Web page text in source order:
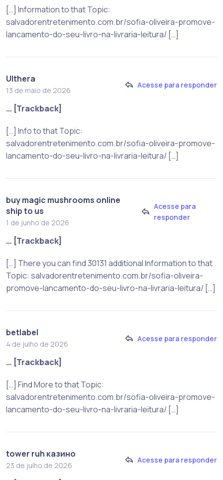
[…] Information to that Topic:
salvadorentretenimento.com.br/sofia-oliveira-promove-
lancamento-do-seu-livro-na-livraria-leitura/ […]
Ulthera
13 de maio de 2026
Acesse para responder
… [Trackback]
[…] Info to that Topic:
salvadorentretenimento.com.br/sofia-oliveira-promove-
lancamento-do-seu-livro-na-livraria-leitura/ […]
buy magic mushrooms online
ship to us
1 de junho de 2026
Acesse para
responder
… [Trackback]
[…] There you can find 30131 additional Information to that
Topic: salvadorentretenimento.com.br/sofia-oliveira-
promove-lancamento-do-seu-livro-na-livraria-leitura/ […]
betlabel
4 de julho de 2026
Acesse para responder
… [Trackback]
[…] Find More to that Topic:
salvadorentretenimento.com.br/sofia-oliveira-promove-
lancamento-do-seu-livro-na-livraria-leitura/ […]
tower ruh казино
23 de julho de 2026
Acesse para responder